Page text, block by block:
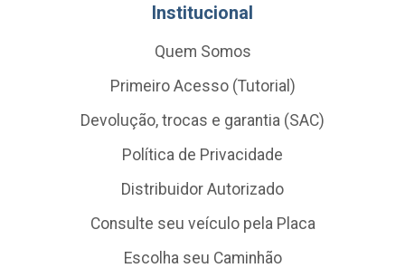
Institucional
Quem Somos
Primeiro Acesso (Tutorial)
Devolução, trocas e garantia (SAC)
Política de Privacidade
Distribuidor Autorizado
Consulte seu veículo pela Placa
Escolha seu Caminhão